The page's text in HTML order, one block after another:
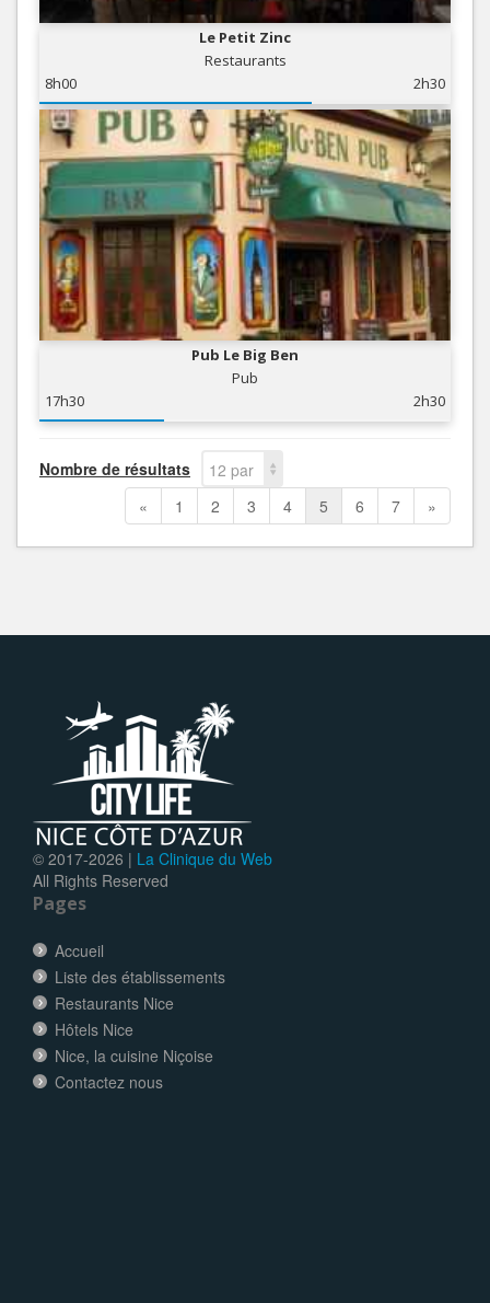
Le Petit Zinc
Restaurants
8h00
2h30
Pub Le Big Ben
Pub
17h30
2h30
Nombre de résultats
12 par
page
« 1 2 3 4 5 6 7 »
© 2017-2026 | La Clinique du Web
All Rights Reserved
Pages
Accueil
Liste des établissements
Restaurants Nice
Hôtels Nice
Nice, la cuisine Niçoise
Contactez nous